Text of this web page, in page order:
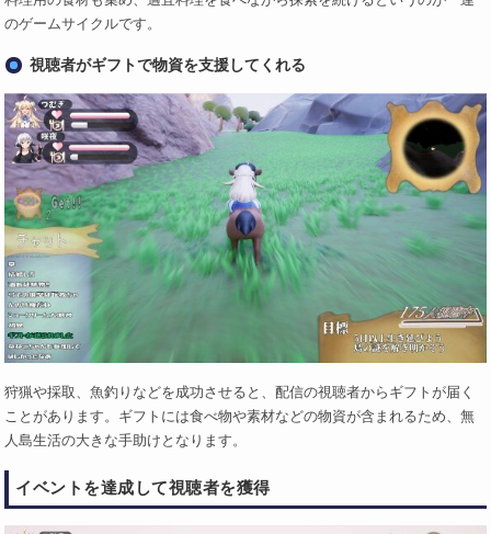
のゲームサイクルです。
視聴者がギフトで物資を支援してくれる
狩猟や採取、魚釣りなどを成功させると、配信の視聴者からギフトが届く
ことがあります。ギフトには食べ物や素材などの物資が含まれるため、無
人島生活の大きな手助けとなります。
イベントを達成して視聴者を獲得